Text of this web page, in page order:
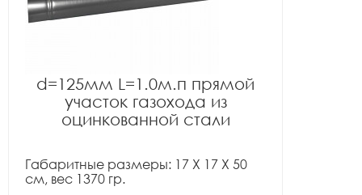
d=125мм L=1.0м.п прямой
участок газохода из
оцинкованной стали
Габаритные размеры: 17 X 17 X 50
см, вес 1370 гр.